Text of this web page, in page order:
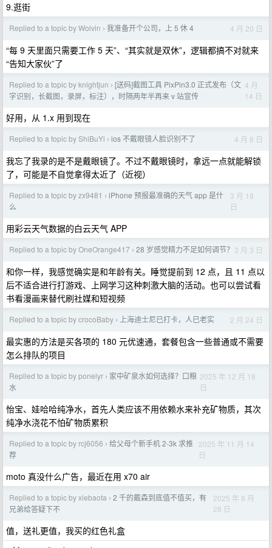
9.逛街
Replied to a topic by Wolvin › 我准备开个公司，上 5 休 4 4 月 20 日
“每 9 天里面只需要工作 5 天”、“其实就是双休”，逻辑都搞不对就来
“告知大家伙”了
Replied to a topic by knightjun › [送码]截图工具 PixPin3.0 正式发布（文
字识别，长截图，录屏，标注），时隔两年半再来 v 站宣传
4 月
14 日
好用，从 1.x 用到现在
Replied to a topic by ShiBuYi › ios 不戴眼镜人脸识别不了 4 月 8 日
我忘了我录的是不是戴眼镜了。不过不戴眼镜时，拿远一点就能解锁
了，可能是不自觉拿得太近了（近视）
Replied to a topic by zx9481 › iPhone 预报最准确的天气 app 是什
么
3 月 18
日
用彩云天气数据的白云天气 APP
Replied to a topic by OneOrange417 › 28 岁感觉精力不足如何调节？ 3 月 3 日
和你一样，我感觉确实是和年龄有关。睡觉提前到 12 点，且 11 点以
后不适合进行打游戏、上网学习这种刺激大脑的活动。也可以尝试看
书看漫画来替代刷社媒和短视频
Replied to a topic by crocoBaby › 上海迪士尼已打卡，人已老实 2 月 24 日
最实惠的方法是买各项的 180 元优速通，套餐包含一些普通或不需要
怎么排队的项目
Replied to a topic by ponelyr › 家中矿泉水如何选择？口粮
水
2025 年 12 月 18
日
怡宝、娃哈哈纯净水，首先人类应该不用依赖水来补充矿物质，其次
纯净水浇花不怕矿物质累积
Replied to a topic by rcj6056 › 给父母个新手机 2-3k 求推
荐
2025 年 11 月 14
日
moto 真没什么广告，最近在用 x70 air
Replied to a topic by xiebaota › 2 千的戴森到底值不值买，有
兄弟给答疑下不
2025 年 8 月
28 日
值，送礼更值，我买的红色礼盒